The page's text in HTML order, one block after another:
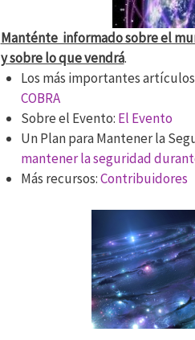
Manténte informado sobre el
y sobre lo que vendrá.
Los más importantes
COBRA
Sobre el Evento: El Evento
Un Plan para Mantener la
mantener la seguridad
Más recursos:Contribuidores